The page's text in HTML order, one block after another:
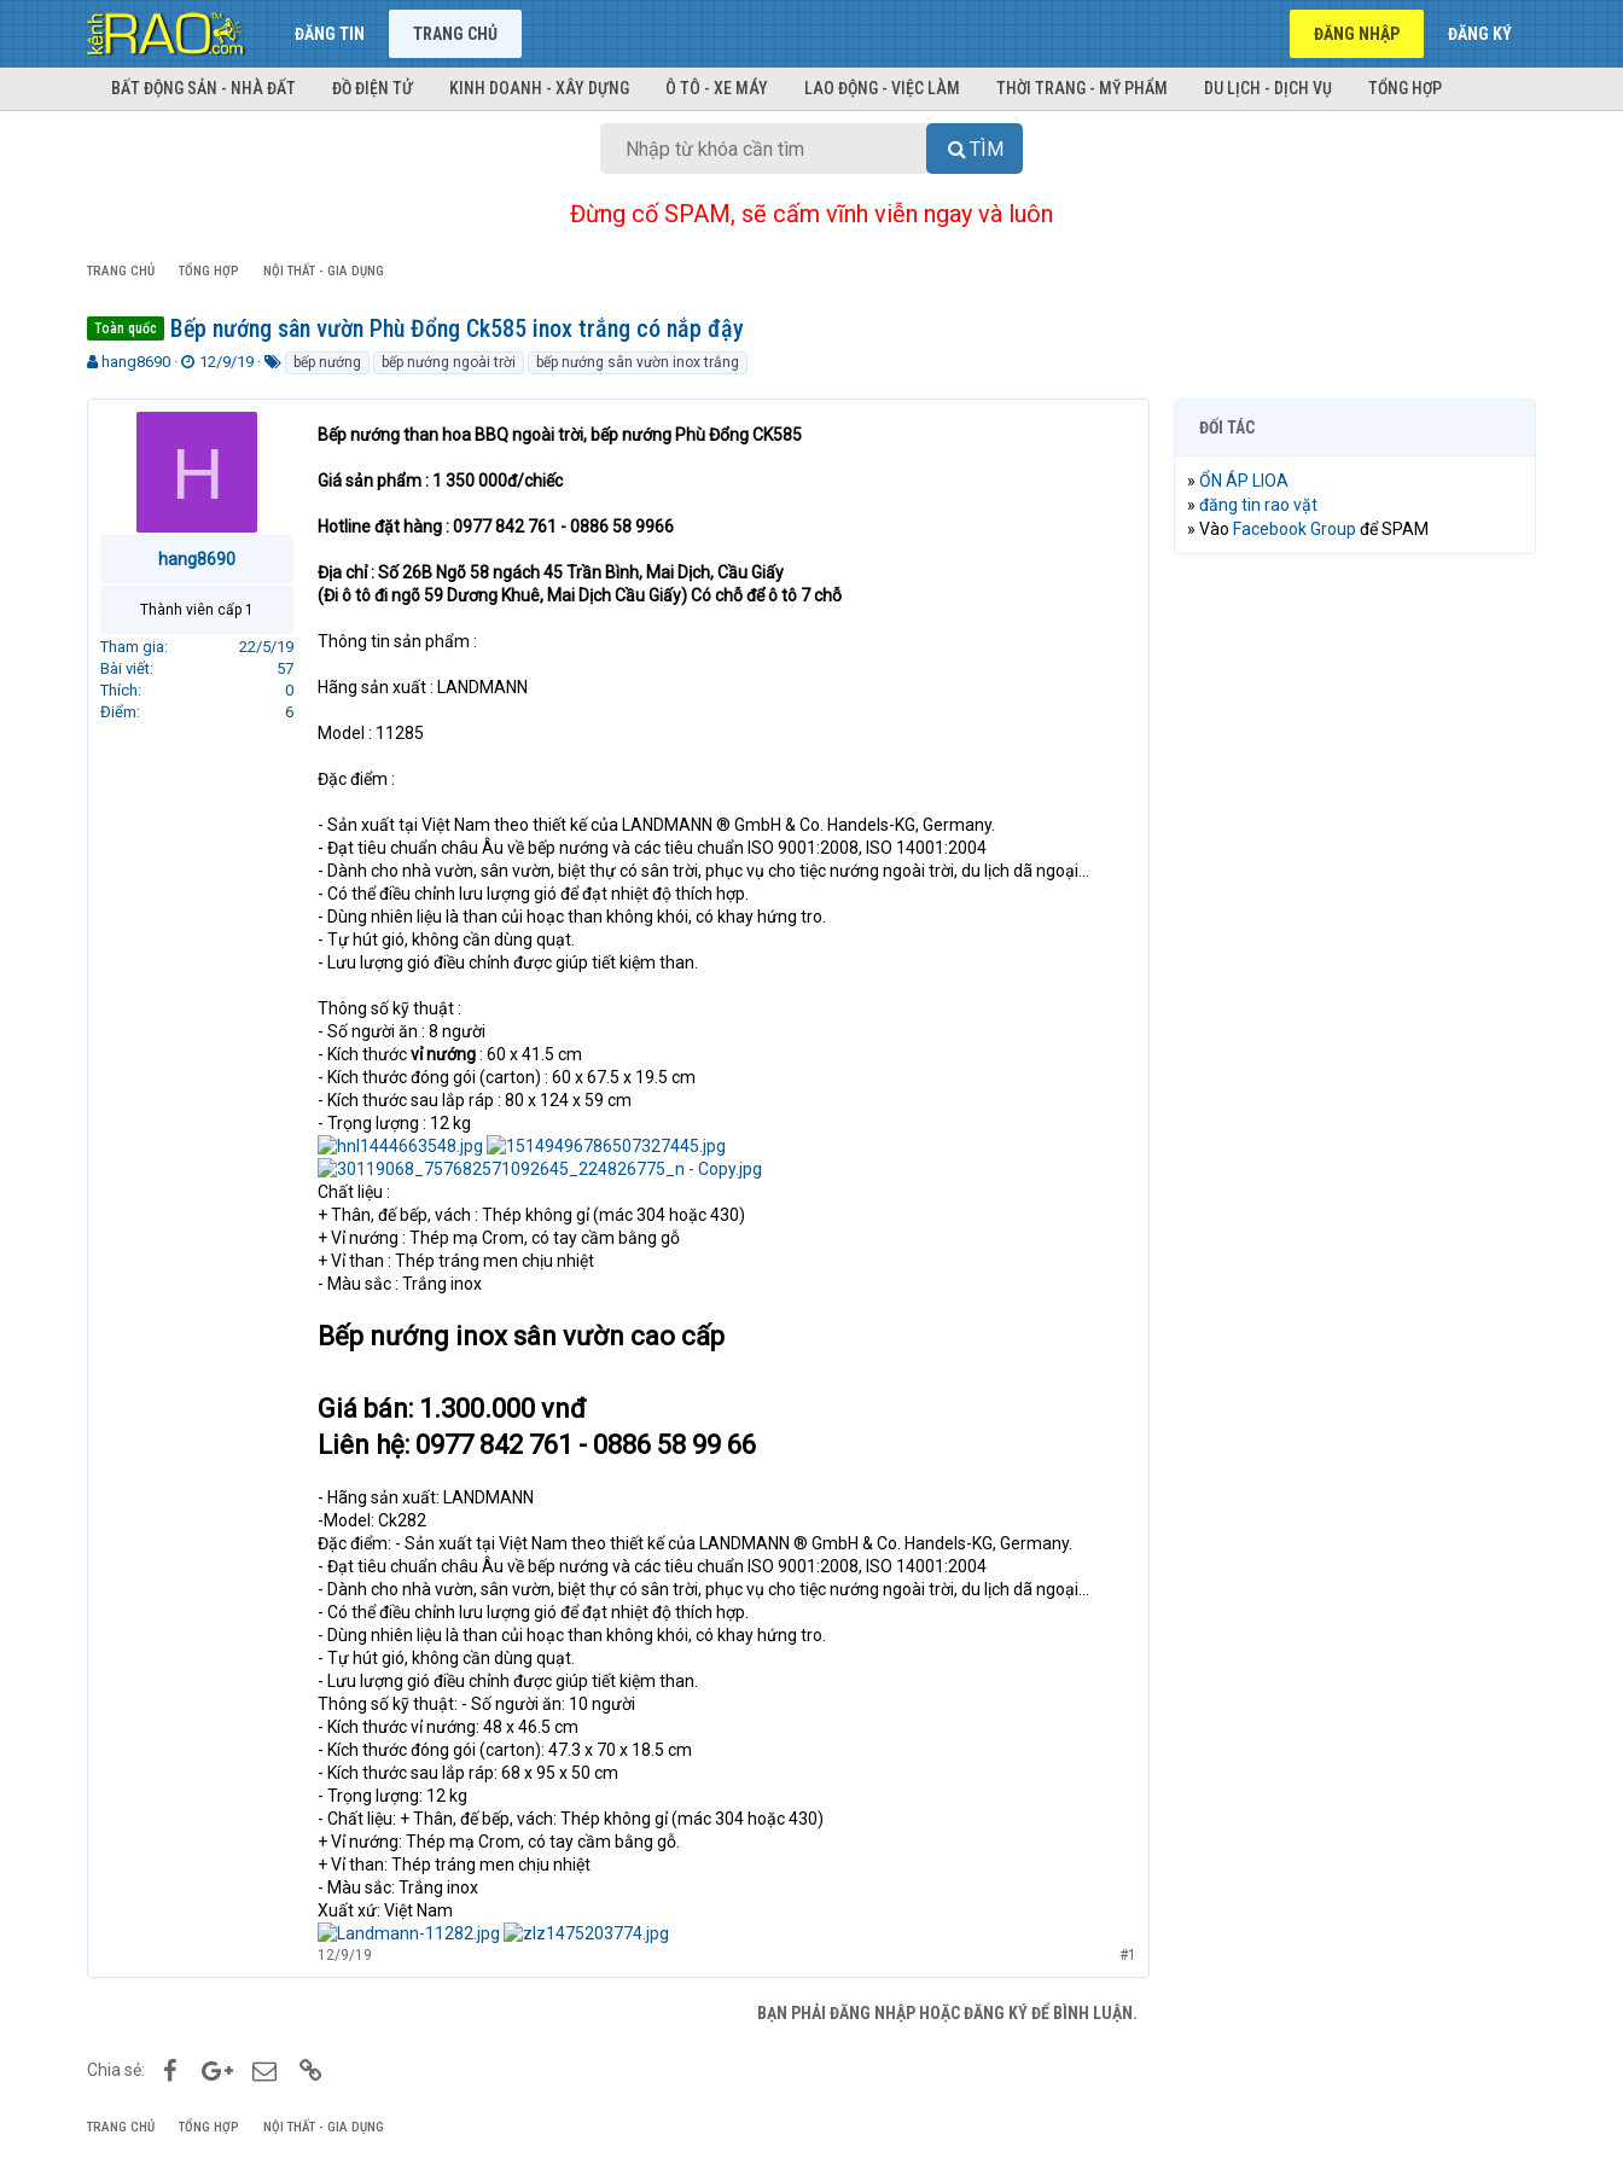
ĐĂNG TIN TRANG CHỦ ĐĂNG NHẬP ĐĂNG KÝ
BẤT ĐỘNG SẢN - NHÀ ĐẤT ĐỒ ĐIỆN TỬ KINH DOANH - XÂY DỰNG Ô TÔ - XE MÁY LAO ĐỘNG - VIỆC LÀM THỜI TRANG - MỸ PHẨM DU LỊCH - DỊCH VỤ TỔNG HỢP
TÌM
Đừng cố SPAM, sẽ cấm vĩnh viễn ngay và luôn
TRANG CHỦ TỔNG HỢP NỘI THẤT - GIA DỤNG
Toàn quốc Bếp nướng sân vườn Phù Đổng Ck585 inox trắng có nắp đậy
T
r
hang8690
N
à
ử
12/9/19
k
bếp nướng bếp nướng ngoài trời bếp nướng sân vườn inox trắng
H
hang8690
Thành viên cấp 1
Tham gia
22/5/19
Bài viết
57
Thích
0
Điểm
6
Bếp nướng than hoa BBQ ngoài trời, bếp nướng Phù Đổng CK585
Giá sản phẩm : 1 350 000đ/chiếc
Hotline đặt hàng : 0977 842 761 - 0886 58 9966
Địa chỉ : Số 26B Ngõ 58 ngách 45 Trần Bình, Mai Dịch, Cầu Giấy
(Đi ô tô đi ngõ 59 Dương Khuê, Mai Dịch Cầu Giấy) Có chỗ để ô tô 7 chỗ
Thông tin sản phẩm :
Hãng sản xuất : LANDMANN
Model : 11285
Đặc điểm :
- Sản xuất tại Việt Nam theo thiết kế của LANDMANN ® GmbH & Co. Handels-KG, Germany.
- Đạt tiêu chuẩn châu Âu về bếp nướng và các tiêu chuẩn ISO 9001:2008, ISO 14001:2004
- Dành cho nhà vườn, sân vườn, biệt thự có sân trời, phục vụ cho tiệc nướng ngoài trời, du lịch dã ngoại...
- Có thể điều chỉnh lưu lượng gió để đạt nhiệt độ thích hợp.
- Dùng nhiên liệu là than củi hoạc than không khói, có khay hứng tro.
- Tự hút gió, không cần dùng quạt.
- Lưu lượng gió điều chỉnh được giúp tiết kiệm than.
Thông số kỹ thuật :
- Số người ăn : 8 người
- Kích thướcvỉ nướng: 60 x 41.5 cm
- Kích thước đóng gói (carton) : 60 x 67.5 x 19.5 cm
- Kích thước sau lắp ráp : 80 x 124 x 59 cm
- Trọng lượng : 12 kg
Chất liệu :
+ Thân, đế bếp, vách : Thép không gỉ (mác 304 hoặc 430)
+ Vỉ nướng : Thép mạ Crom, có tay cầm bằng gỗ
+ Vỉ than : Thép tráng men chịu nhiệt
- Màu sắc : Trắng inox
Bếp nướng inox sân vườn cao cấp
Giá bán: 1.300.000 vnđ
Liên hệ: 0977 842 761 - 0886 58 99 66
- Hãng sản xuất: LANDMANN
-Model: Ck282
Đặc điểm: - Sản xuất tại Việt Nam theo thiết kế của LANDMANN ® GmbH & Co. Handels-KG, Germany.
- Đạt tiêu chuẩn châu Âu về bếp nướng và các tiêu chuẩn ISO 9001:2008, ISO 14001:2004
- Dành cho nhà vườn, sân vườn, biệt thự có sân trời, phục vụ cho tiệc nướng ngoài trời, du lịch dã ngoại...
- Có thể điều chỉnh lưu lượng gió để đạt nhiệt độ thích hợp.
- Dùng nhiên liệu là than củi hoạc than không khói, có khay hứng tro.
- Tự hút gió, không cần dùng quạt.
- Lưu lượng gió điều chỉnh được giúp tiết kiệm than.
Thông số kỹ thuật: - Số người ăn: 10 người
- Kích thước vỉ nướng: 48 x 46.5 cm
- Kích thước đóng gói (carton): 47.3 x 70 x 18.5 cm
- Kích thước sau lắp ráp: 68 x 95 x 50 cm
- Trọng lượng: 12 kg
- Chất liệu: + Thân, đế bếp, vách: Thép không gỉ (mác 304 hoặc 430)
+ Vỉ nướng: Thép mạ Crom, có tay cầm bằng gỗ.
+ Vỉ than: Thép tráng men chịu nhiệt
- Màu sắc: Trắng inox
Xuất xứ: Việt Nam
12/9/19 #1
BẠN PHẢI ĐĂNG NHẬP HOẶC ĐĂNG KÝ ĐỂ BÌNH LUẬN.
Chia sẻ: FacebookGoogle+Email
ĐỐI TÁC
» ỔN ÁP LIOA
» đăng tin rao vặt
» Vào Facebook Group để SPAM
TRANG CHỦ TỔNG HỢP NỘI THẤT - GIA DỤNG